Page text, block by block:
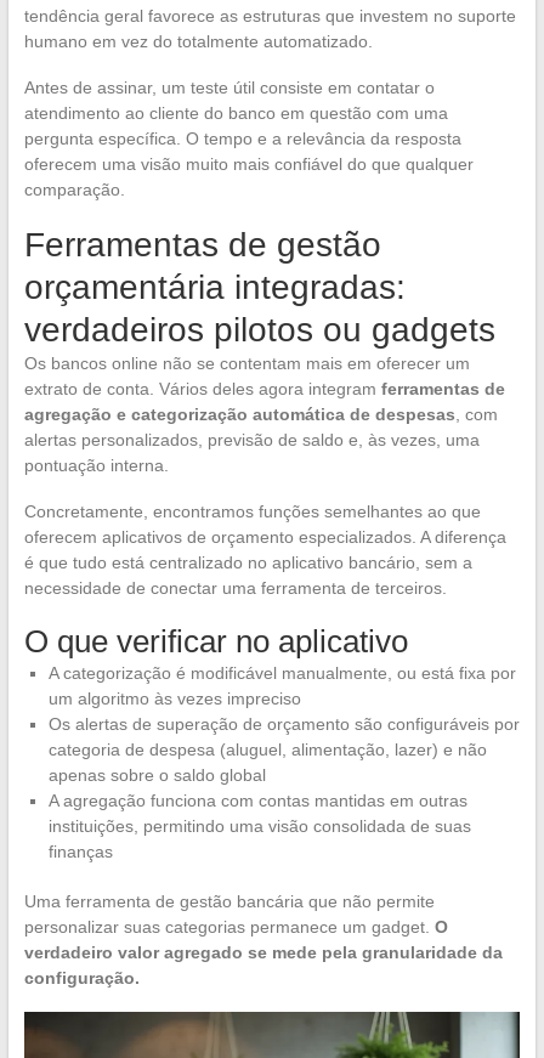
tendência geral favorece as estruturas que investem no suporte
humano em vez do totalmente automatizado.
Antes de assinar, um teste útil consiste em contatar o
atendimento ao cliente do banco em questão com uma
pergunta específica. O tempo e a relevância da resposta
oferecem uma visão muito mais confiável do que qualquer
comparação.
Ferramentas de gestão
orçamentária integradas:
verdadeiros pilotos ou gadgets
Os bancos online não se contentam mais em oferecer um
extrato de conta. Vários deles agora integram ferramentas de
agregação e categorização automática de despesas, com
alertas personalizados, previsão de saldo e, às vezes, uma
pontuação interna.
Concretamente, encontramos funções semelhantes ao que
oferecem aplicativos de orçamento especializados. A diferença
é que tudo está centralizado no aplicativo bancário, sem a
necessidade de conectar uma ferramenta de terceiros.
O que verificar no aplicativo
A categorização é modificável manualmente, ou está fixa por
um algoritmo às vezes impreciso
Os alertas de superação de orçamento são configuráveis por
categoria de despesa (aluguel, alimentação, lazer) e não
apenas sobre o saldo global
A agregação funciona com contas mantidas em outras
instituições, permitindo uma visão consolidada de suas
finanças
Uma ferramenta de gestão bancária que não permite
personalizar suas categorias permanece um gadget. O
verdadeiro valor agregado se mede pela granularidade da
configuração.